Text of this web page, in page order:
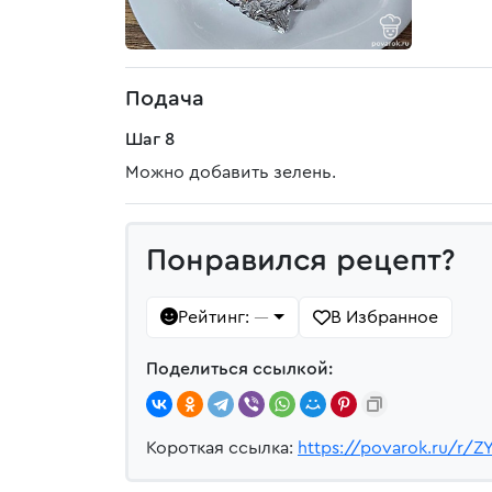
Подача
Шаг 8
Можно добавить зелень.
Понравился рецепт?
Рейтинг: — В Избранное
Поделиться ссылкой:
Короткая ссылка: https://povarok.ru/r/